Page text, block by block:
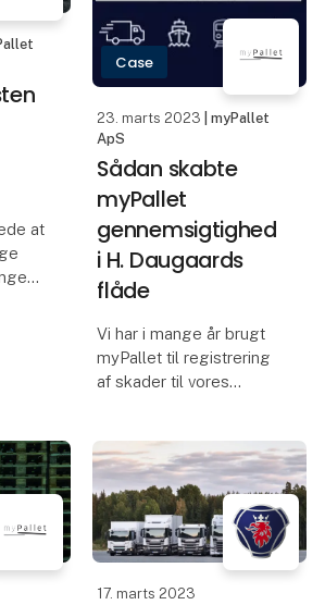
at
Case
23. marts 2023
| myPallet
ApS
Sådan skabte
myPallet
gennemsigtighed
i H. Daugaards
flåde
Vi har i mange år brugt
myPallet til registrering
af skader til vores
dagligdagen.
Skader kan ikke længere
"skjules", da der laves
en rapport for hver
17. marts 2023